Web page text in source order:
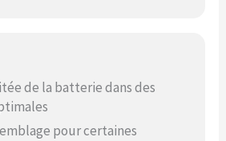
de la batterie dans des
pour certaines